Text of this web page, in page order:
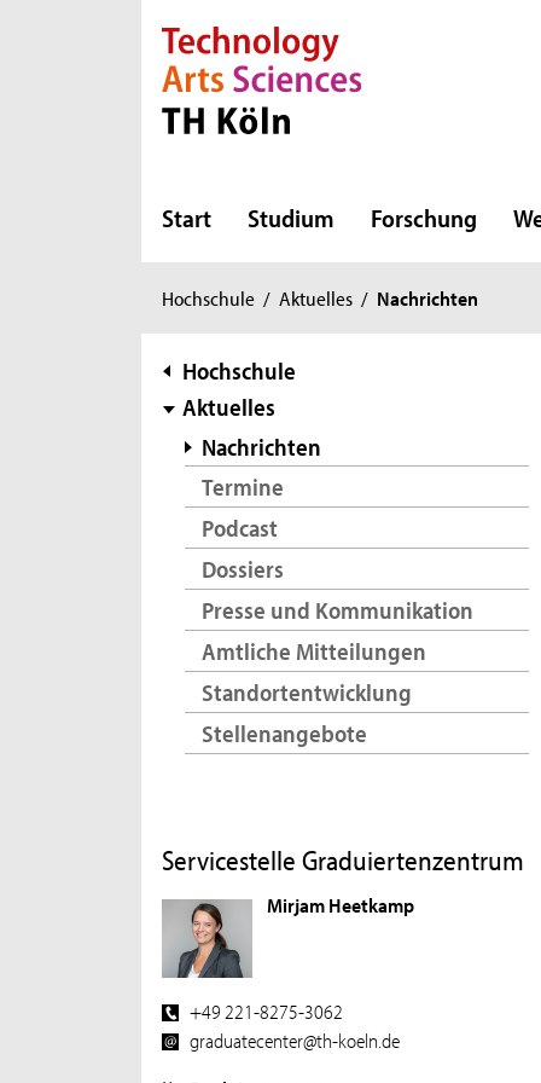
Direkt zur Hauptnavigation
Direkt zur Subnavigation
Direkt zum Inhalt
Direkt zum Fußbereich
Start Studium Forschung
Sie
hier:
Hochschule / Aktuelles / Nachrichten
Subnavigation
Hochschule
Aktuelles
Nachrichten
Termine
Podcast
Dossiers
Presse und Kommunikation
Amtliche Mitteilungen
Standortentwicklung
Stellenangebote
Servicestelle Graduiertenzentrum
Mirjam Heetkamp
+49 221-8275-3062
graduatecenter@th-koeln.de